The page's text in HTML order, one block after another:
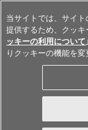
Japan
安全規格
ッチはあ
当サイトでは、サイ
提供するため、クッキ
ッキーの利用について
りクッキーの機能を変